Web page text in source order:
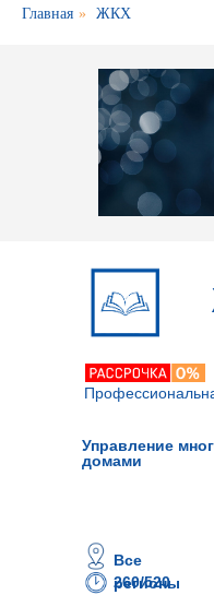
Главная » ЖКХ
Управление
домами
260/520
Все
регионы